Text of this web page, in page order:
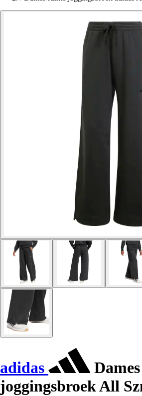
adidas
joggingsbroek All